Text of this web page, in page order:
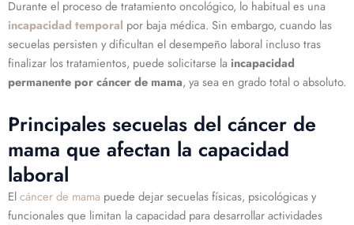
Durante el proceso de tratamiento oncológico, lo habitual es una
incapacidad temporal por baja médica. Sin embargo, cuando las
secuelas persisten y dificultan el desempeño laboral incluso tras
finalizar los tratamientos, puede solicitarse la incapacidad
permanente por cáncer de mama, ya sea en grado total o absoluto.
Principales secuelas del cáncer de
mama que afectan la capacidad
laboral
Elcáncer de mama puede dejar secuelas físicas, psicológicas y
funcionales que limitan la capacidad para desarrollar actividades